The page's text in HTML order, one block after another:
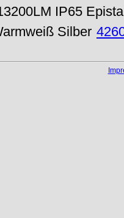
IP65
Silber